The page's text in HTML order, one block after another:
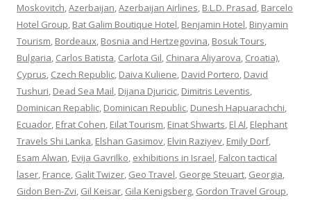
Moskovitch,Azerbaijan,Azerbaijan Airlines, B.L.D. Prasad, Barcelo
Hotel Group, Bat Galim Boutique Hotel, Benjamin Hotel, Binyamin
Tourism, Bordeaux, Bosnia and Hertzegovina, Bosuk Tours,
Bulgaria, Carlos Batista, Carlota Gil, Chinara Aliyarova, Croatia),
Cyprus, Czech Republic, Daiva Kuliene, David Portero, David
Tushuri, Dead Sea Mail, Dijana Djuricic, Dimitris Leventis,
Dominican Repablic, Dominican Republic, Dunesh Hapuarachchi,
Ecuador, Efrat Cohen, Eilat Tourism, Einat Shwarts, El Al, Elephant
Travels Shi Lanka, Elshan Gasimov, Elvin Raziyev, Emily Dorf,
Esam Alwan, Evija Gavrilko, exhibitions in Israel, Falcon tactical
laser, France, Galit Twizer, Geo Travel, George Steuart, Georgia,
Gidon Ben-Zvi, Gil Keisar, Gila Kenigsberg, Gordon Travel Group,